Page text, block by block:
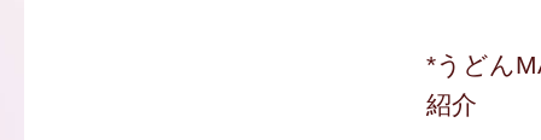
*うどん
紹介